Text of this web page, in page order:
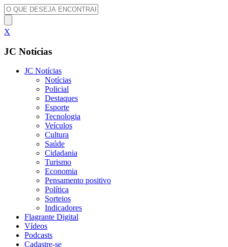
X
JC Notícias
JC Notícias
Notícias
Policial
Destaques
Esporte
Tecnologia
Veículos
Cultura
Saúde
Cidadania
Turismo
Economia
Pensamento positivo
Política
Sorteios
Indicadores
Flagrante Digital
Vídeos
Podcasts
Cadastre-se